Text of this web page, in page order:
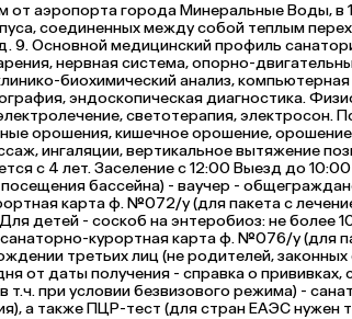
от аэропорта города Минеральные Воды, в
соединенных между собой теплым
Основной медицинский профиль
нервная система, опорно-
биохимический анализ, компьютерная
эндоскопическая диагностика.
светотерапия, электросон.
орошения, кишечное орошение,
ингаляции, вертикальное вытяжение
с 4 лет. Заселение с 12:00 Выезд до
бассейна) - ваучер -
карта ф. №072/у (для пакета с
детей - соскоб на энтеробиоз: не более
курортная карта ф. №076/у (для
третьих лиц (не родителей, законных
от даты получения - справка о прививках,
при условии безвизового режима) -
а также ПЦР-тест (для стран ЕАЭС нужен